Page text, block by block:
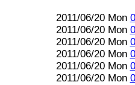
2011/06/20 Mon
2011/06/20 Mon
2011/06/20 Mon
2011/06/20 Mon
2011/06/20 Mon
2011/06/20 Mon